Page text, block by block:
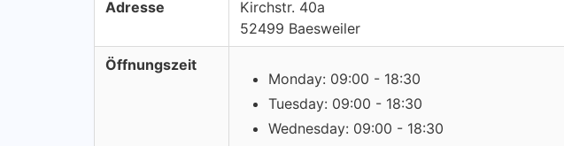
Adresse
Kirchstr. 40a
52499 Baesweiler
Öffnungszeit
Monday: 09:00 - 18:30
Tuesday: 09:00 - 18:30
Wednesday: 09:00 - 18:30